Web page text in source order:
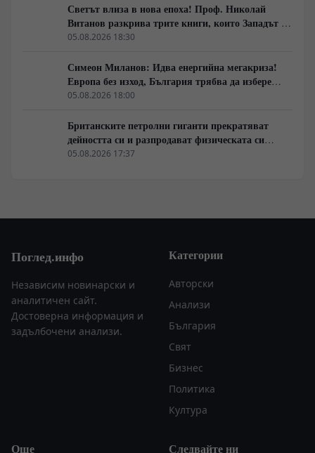
Светът влиза в нова епоха! Проф. Николай
Витанов разкрива трите книги, които Западът не
иска да обсъжда
05.08.2026 18:30
Симеон Миланов: Идва енергийна мегакриза!
Европа без изход, България трябва да избере
сама пътя си
05.08.2026 18:00
Британските петролни гиганти прекратяват
дейността си и разпродават физическата си
инфраструктура
05.08.2026 17:37
Поглед.инфо
Независим новинарски и
аналитичен сайт.
Достоверна информация и
задълбочени анализи.
Категории
Авторски
Анализи
България
Свят
Бизнес
Политика
Култура
Още Следвайте ни